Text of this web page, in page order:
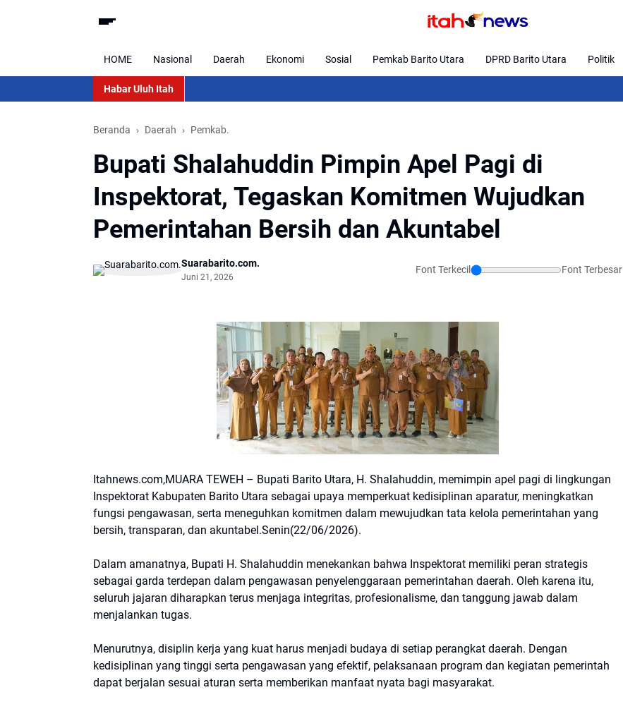
HOME Nasional Daerah Ekonomi Sosial Pemkab Barito Utara DPRD Barito Utara Politik
Habar Uluh Itah
Beranda Daerah Pemkab.
Bupati Shalahuddin Pimpin Apel Pagi di
Inspektorat, Tegaskan Komitmen Wujudkan
Pemerintahan Bersih dan Akuntabel
Suarabarito.com.
Juni 21, 2026
Font Terkecil Font Terbesar
Itahnews.com,MUARA TEWEH – Bupati Barito Utara, H. Shalahuddin, memimpin apel pagi di lingkungan
Inspektorat Kabupaten Barito Utara sebagai upaya memperkuat kedisiplinan aparatur, meningkatkan
fungsi pengawasan, serta meneguhkan komitmen dalam mewujudkan tata kelola pemerintahan yang
bersih, transparan, dan akuntabel.Senin(22/06/2026).
Dalam amanatnya, Bupati H. Shalahuddin menekankan bahwa Inspektorat memiliki peran strategis
sebagai garda terdepan dalam pengawasan penyelenggaraan pemerintahan daerah. Oleh karena itu,
seluruh jajaran diharapkan terus menjaga integritas, profesionalisme, dan tanggung jawab dalam
menjalankan tugas.
Menurutnya, disiplin kerja yang kuat harus menjadi budaya di setiap perangkat daerah. Dengan
kedisiplinan yang tinggi serta pengawasan yang efektif, pelaksanaan program dan kegiatan pemerintah
dapat berjalan sesuai aturan serta memberikan manfaat nyata bagi masyarakat.